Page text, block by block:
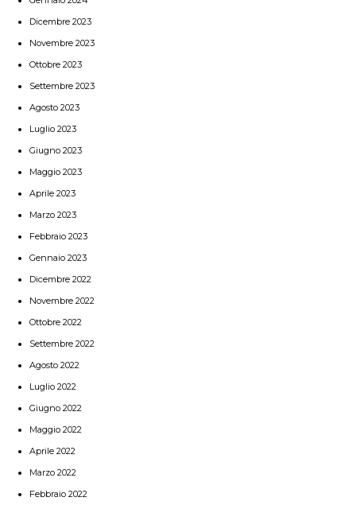
Dicembre 2023
Novembre 2023
Ottobre 2023
Settembre 2023
Agosto 2023
Luglio 2023
Giugno 2023
Maggio 2023
Aprile 2023
Marzo 2023
Febbraio 2023
Gennaio 2023
Dicembre 2022
Novembre 2022
Ottobre 2022
Settembre 2022
Agosto 2022
Luglio 2022
Giugno 2022
Maggio 2022
Aprile 2022
Marzo 2022
Febbraio 2022